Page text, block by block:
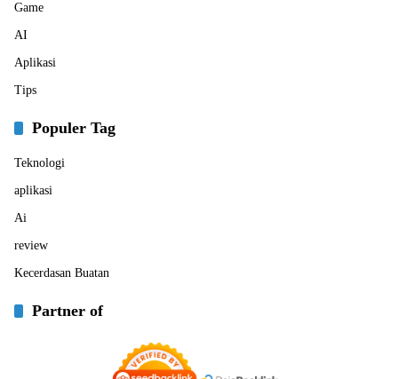
Game
AI
Aplikasi
Tips
Populer Tag
Teknologi
aplikasi
Ai
review
Kecerdasan Buatan
Partner of